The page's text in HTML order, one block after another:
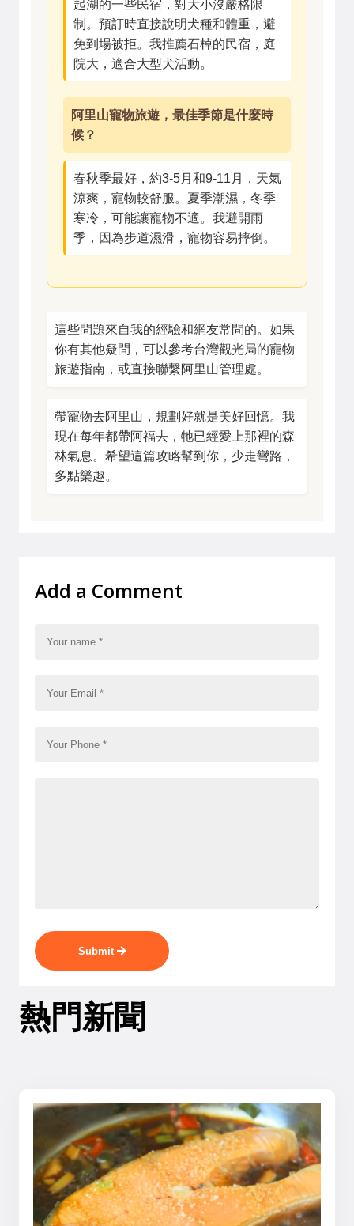
起湖的一些民宿，對大小沒嚴格限
制。預訂時直接說明犬種和體重，避
免到場被拒。我推薦石棹的民宿，庭
院大，適合大型犬活動。
阿里山寵物旅遊，最佳季節是什麼時
候？
春秋季最好，約3-5月和9-11月，天氣
涼爽，寵物較舒服。夏季潮濕，冬季
寒冷，可能讓寵物不適。我避開雨
季，因為步道濕滑，寵物容易摔倒。
這些問題來自我的經驗和網友常問的。如果
你有其他疑問，可以參考台灣觀光局的寵物
旅遊指南，或直接聯繫阿里山管理處。
帶寵物去阿里山，規劃好就是美好回憶。我
現在每年都帶阿福去，牠已經愛上那裡的森
林氣息。希望這篇攻略幫到你，少走彎路，
多點樂趣。
Add a Comment
Submit
熱門新聞